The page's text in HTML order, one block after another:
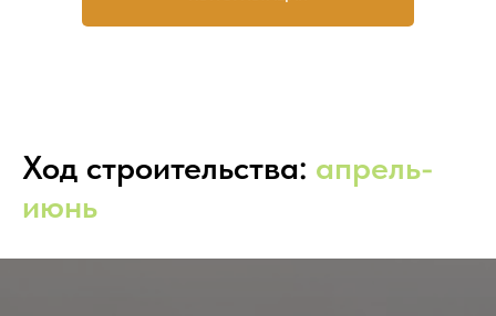
Ход строительства: апрель-
июнь